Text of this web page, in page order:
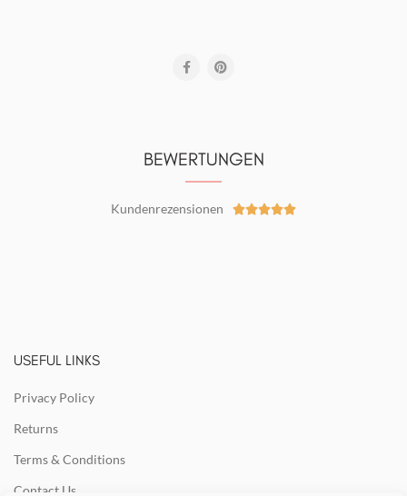
BEWERTUNGEN
Kundenrezensionen 
USEFUL LINKS
Privacy Policy
Returns
Terms & Conditions
Contact Us